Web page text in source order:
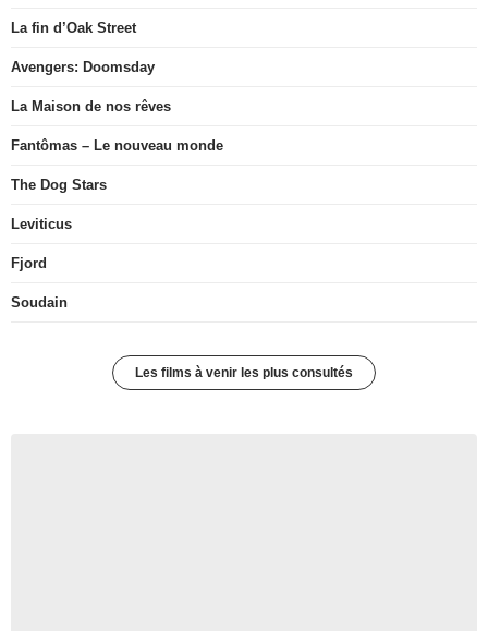
La fin d’Oak Street
Avengers: Doomsday
La Maison de nos rêves
Fantômas – Le nouveau monde
The Dog Stars
Leviticus
Fjord
Soudain
Les films à venir les plus consultés